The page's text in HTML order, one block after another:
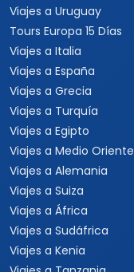
Viajes a Uruguay
Tours Europa 15 Días
Viajes a Italia
Viajes a España
Viajes a Grecia
Viajes a Turquía
Viajes a Egipto
Viajes a Medio Oriente
Viajes a Alemania
Viajes a Suiza
Viajes a África
Viajes a Sudáfrica
Viajes a Kenia